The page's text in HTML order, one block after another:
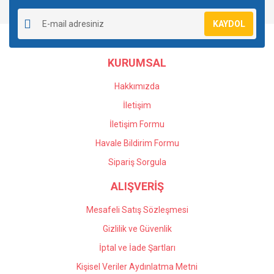
Ürün resmi kalitesiz, bozuk veya görüntülenemiyor.
Ürün açıklamasında eksik bilgiler bulunuyor.
Ürün bilgilerinde hatalar bulunuyor.
Ürün fiyatı diğer sitelerden daha pahalı.
Gönder
KAYDOL
KURUMSAL
Hakkımızda
İletişim
İletişim Formu
Havale Bildirim Formu
Sipariş Sorgula
ALIŞVERİŞ
Mesafeli Satış Sözleşmesi
Gizlilik ve Güvenlik
İptal ve İade Şartları
Kişisel Veriler Aydınlatma Metni